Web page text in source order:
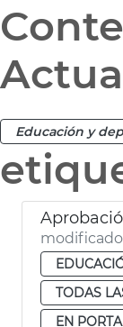
Educación y
TODAS
EN